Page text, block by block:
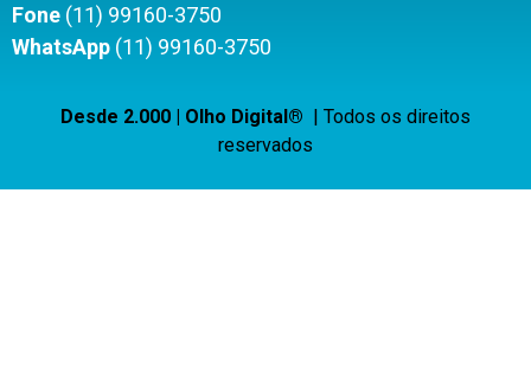
Fone (11) 99160-3750
WhatsApp (11) 99160-3750
Desde 2.000 | Olho Digital® | Todos os direitos
reservados